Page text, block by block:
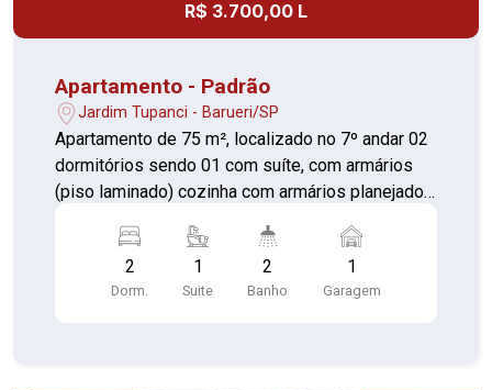
R$ 3.700,00 L
Apartamento - Padrão
Jardim Tupanci - Barueri/SP
Apartamento de 75 m², localizado no 7º andar 02
dormitórios sendo 01 com suíte, com armários
(piso laminado) cozinha com armários planejados
banheiro com armários planejados Terraço
frente ao parque municipal de Barueri, próximo de
2
Dorm.
1
Suite
2
Banho
1
Garagem